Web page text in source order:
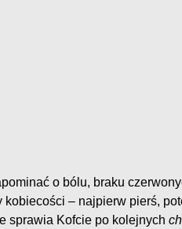
o bólu, braku
– najpierw pierś,
sprawia Kofcie po kolejnych